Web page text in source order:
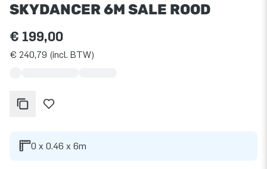
SKYDANCER 6M SALE ROOD
€ 199,00
€ 240,79 (incl. BTW)
0 x 0.46 x 6m